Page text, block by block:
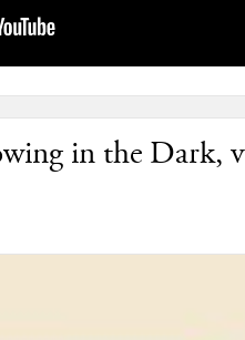
in the Dark,